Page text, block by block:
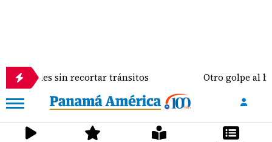
recortar tránsitos Otro golpe al bolsillo del